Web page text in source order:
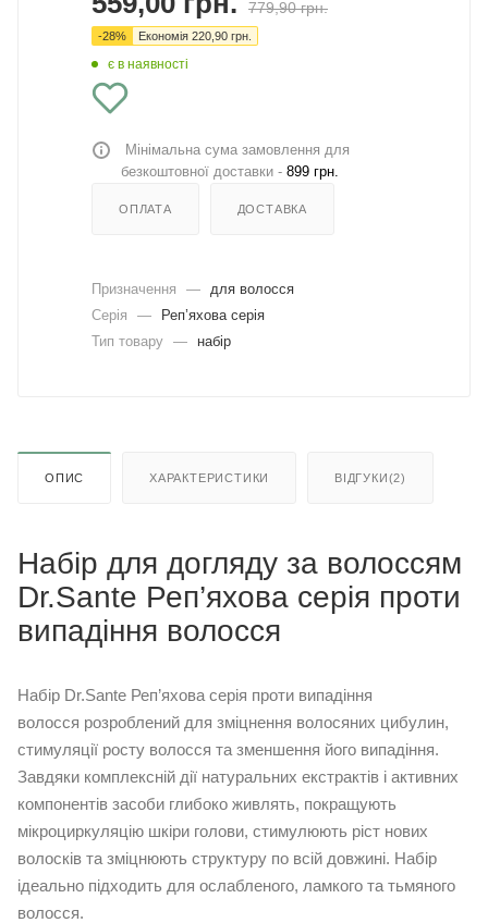
779,90грн.
-28% Економія 220,90 грн.
є в наявності
Мінімальна сума замовлення для
безкоштовної доставки - 899 грн.
ОПЛАТА ДОСТАВКА
Призначення —
для волосся
Серія
—
Реп’яхова серія
Тип товару — набір
ОПИС ХАРАКТЕРИСТИКИ ВІДГУКИ(2)
Набір для догляду за волоссям
Dr.Sante Реп’яхова серія проти
випадіння волосся
Набір Dr.Sante Реп’яхова серія проти випадіння
волосся розроблений для зміцнення волосяних цибулин,
стимуляції росту волосся та зменшення його випадіння.
Завдяки комплексній дії натуральних екстрактів і активних
компонентів засоби глибоко живлять, покращують
мікроциркуляцію шкіри голови, стимулюють ріст нових
волосків та зміцнюють структуру по всій довжині. Набір
ідеально підходить для ослабленого, ламкого та тьмяного
волосся.